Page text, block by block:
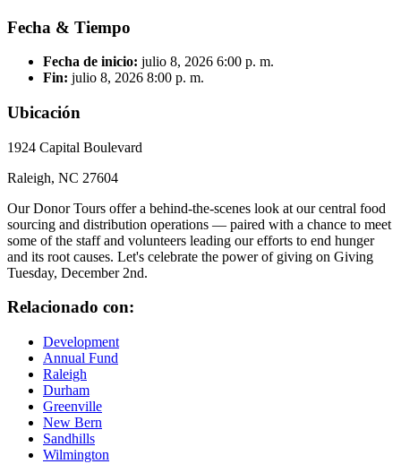
Fecha & Tiempo
Fecha de inicio: julio 8, 2026 6:00 p. m.
Fin: julio 8, 2026 8:00 p. m.
Ubicación
1924 Capital Boulevard
Raleigh, NC 27604
Our Donor Tours offer a behind-the-scenes look at our central food
sourcing and distribution operations — paired with a chance to meet
some of the staff and volunteers leading our efforts to end hunger
and its root causes. Let's celebrate the power of giving on Giving
Tuesday, December 2nd.
Relacionado con:
Development
Annual Fund
Raleigh
Durham
Greenville
New Bern
Sandhills
Wilmington